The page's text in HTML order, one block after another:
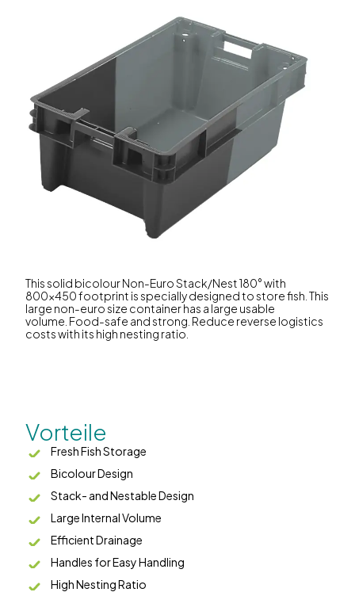
This solid bicolour Non-Euro Stack/Nest 180° with
800x450 footprint is specially designed to store fish. This
large non-euro size container has a large usable
volume. Food-safe and strong. Reduce reverse logistics
costs with its high nesting ratio.
Vorteile
Fresh Fish Storage
Bicolour Design
Stack- and Nestable Design
Large Internal Volume
Efficient Drainage
Handles for Easy Handling
High Nesting Ratio